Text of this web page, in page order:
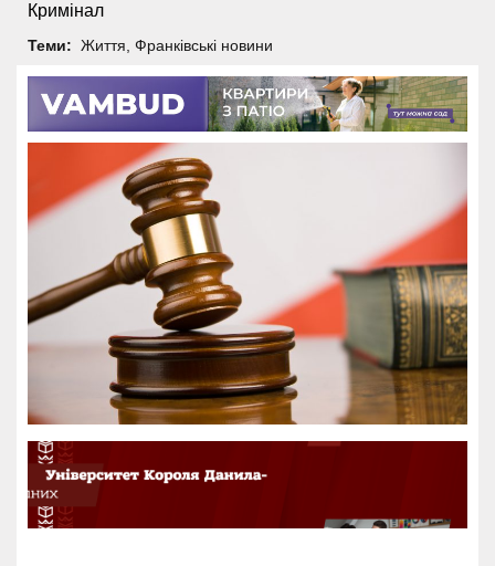
Кримінал
Теми: Життя Франківські новини